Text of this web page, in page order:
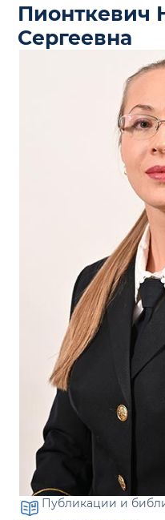
Пионткевич
Сергеевна
Публикации и